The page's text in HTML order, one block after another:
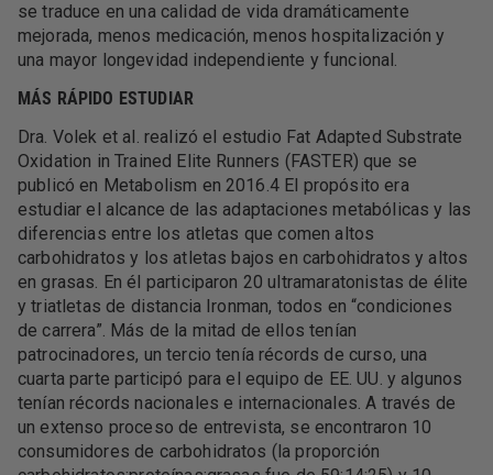
se traduce en una calidad de vida dramáticamente
mejorada, menos medicación, menos hospitalización y
una mayor longevidad independiente y funcional.
MÁS RÁPIDO ESTUDIAR
Dra. Volek et al. realizó el estudio Fat Adapted Substrate
Oxidation in Trained Elite Runners (FASTER) que se
publicó en Metabolism en 2016.4 El propósito era
estudiar el alcance de las adaptaciones metabólicas y las
diferencias entre los atletas que comen altos
carbohidratos y los atletas bajos en carbohidratos y altos
en grasas. En él participaron 20 ultramaratonistas de élite
y triatletas de distancia Ironman, todos en “condiciones
de carrera”. Más de la mitad de ellos tenían
patrocinadores, un tercio tenía récords de curso, una
cuarta parte participó para el equipo de EE. UU. y algunos
tenían récords nacionales e internacionales. A través de
un extenso proceso de entrevista, se encontraron 10
consumidores de carbohidratos (la proporción